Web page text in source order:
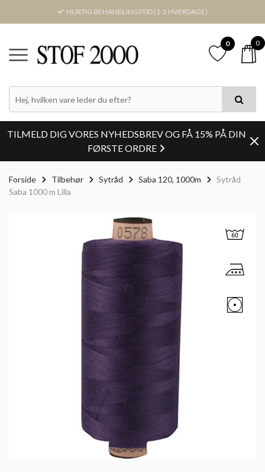
HURTIG BEHANDLINGSTID (1-3 HVERDAGE)
0 0
TILMELD DIG VORES NYHEDSBREV OG FÅ 15% PÅ DIN
FØRSTE ORDRE
Forside Tilbehør Sytråd Saba 120, 1000m
Sytråd
Saba 1000 m Lilla